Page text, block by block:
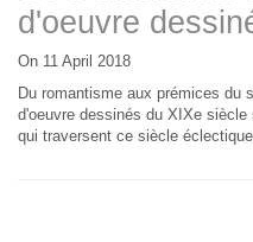
d'oeuvre
On 11 April 2018
Du romantisme aux prémices du
d'oeuvre dessinés du XIXe
qui traversent ce siècle